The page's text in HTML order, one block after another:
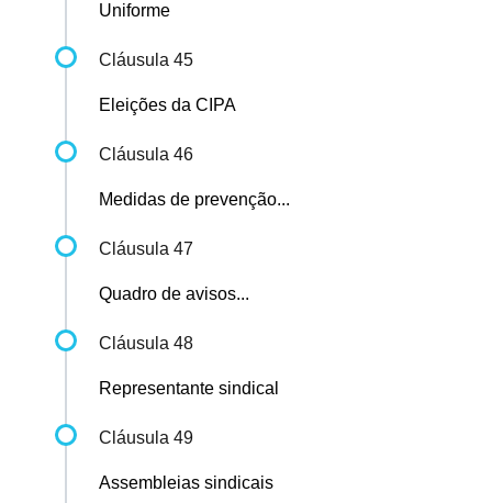
Uniforme
Cláusula 45
Eleições da CIPA
Cláusula 46
Medidas de prevenção...
Cláusula 47
Quadro de avisos...
Cláusula 48
Representante sindical
Cláusula 49
Assembleias sindicais